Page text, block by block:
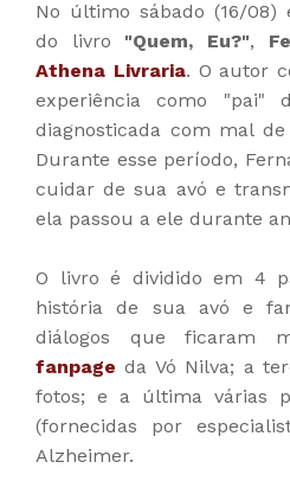
No último sábado (16/08)
do livro "Quem, Eu?",
Athena Livraria. O autor
experiência como "pai"
diagnosticada com mal
Durante esse período,
cuidar de sua avó e
ela passou a ele durante
O livro é dividido em 4
história de sua avó e
diálogos que ficaram
fanpage da Vó Nilva; a
fotos; e a última várias
(fornecidas por
Alzheimer.